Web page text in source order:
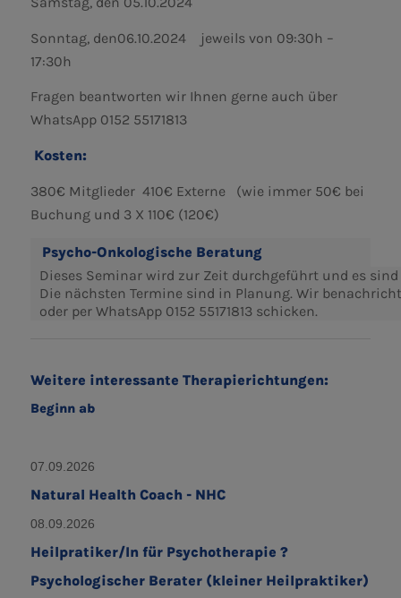
Sonntag, den06.10.2024 jeweils von 09:30h –
17:30h
Fragen beantworten wir Ihnen gerne auch über
WhatsApp 0152 55171813
Kosten:
380€ Mitglieder 410€ Externe (wie immer 50€ bei
Buchung und 3 X 110€ (120€)
Psycho-Onkologische Beratung
Dieses Seminar wird zur Zeit durchgeführt und es sind
Die nächsten Termine sind in Planung. Wir
oder per WhatsApp 0152 55171813 schicken.
Weitere interessante Therapierichtungen:
Beginn ab
07.09.2026
Natural Health Coach - NHC
08.09.2026
Heilpratiker/In für Psychotherapie ?
Psychologischer Berater (kleiner Heilpraktiker)